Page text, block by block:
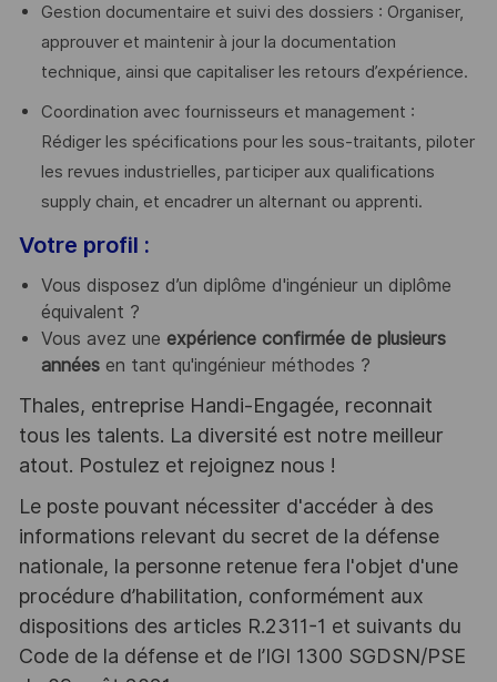
Gestion documentaire et suivi des dossiers : Organiser,
approuver et maintenir à jour la documentation
technique, ainsi que capitaliser les retours d’expérience.
Coordination avec fournisseurs et management :
Rédiger les spécifications pour les sous-traitants, piloter
les revues industrielles, participer aux qualifications
supply chain, et encadrer un alternant ou apprenti.
Votre profil :
Vous disposez d’un diplôme d'ingénieur un diplôme
équivalent ?
Vous avez une expérience confirmée de plusieurs
années en tant qu'ingénieur méthodes ?
Thales, entreprise Handi-Engagée, reconnait
tous les talents. La diversité est notre meilleur
atout. Postulez et rejoignez nous !
Le poste pouvant nécessiter d'accéder à des
informations relevant du secret de la défense
nationale, la personne retenue fera l'objet d'une
procédure d’habilitation, conformément aux
dispositions des articles R.2311-1 et suivants du
Code de la défense et de l’IGI 1300 SGDSN/PSE